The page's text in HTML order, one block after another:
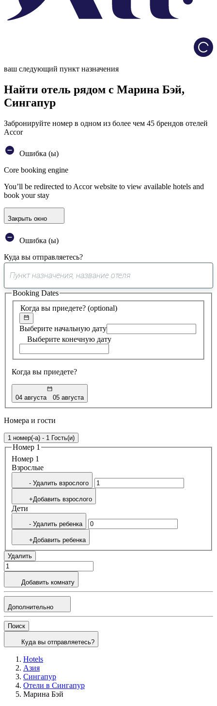
ваш следующий пункт назначения
Найти отель рядом с Марина Бэй,
Сингапур
Забронируйте номер в одном из более чем 45 брендов отелей
Accor
Ошибка (ы)
Core booking engine
You’ll be redirected to Accor website to view available hotels and
book your stay
Закрыть окно
Ошибка (ы)
Куда вы отправляетесь?
0
предложение
найдено
Когда вы приедете? (optional)
Выберите начальную дату
Выберите конечную дату
Когда вы приедете?
04 августа 05 августа
Booking Dates
Номера и гости
1 номер(-а) - 1 Гость(и)
Номер 1
Номер 1
Bзрослые
- Удалить взрослого
+Добавить взрослого
Дети
- Удалить ребенка
+Добавить ребенка
Удалить
Добавить комнату
Дополнительно
Поиск
Куда вы отправляетесь?
Hotels
Азия
Сингапур
Отели в Сингапур
Марина Бэй